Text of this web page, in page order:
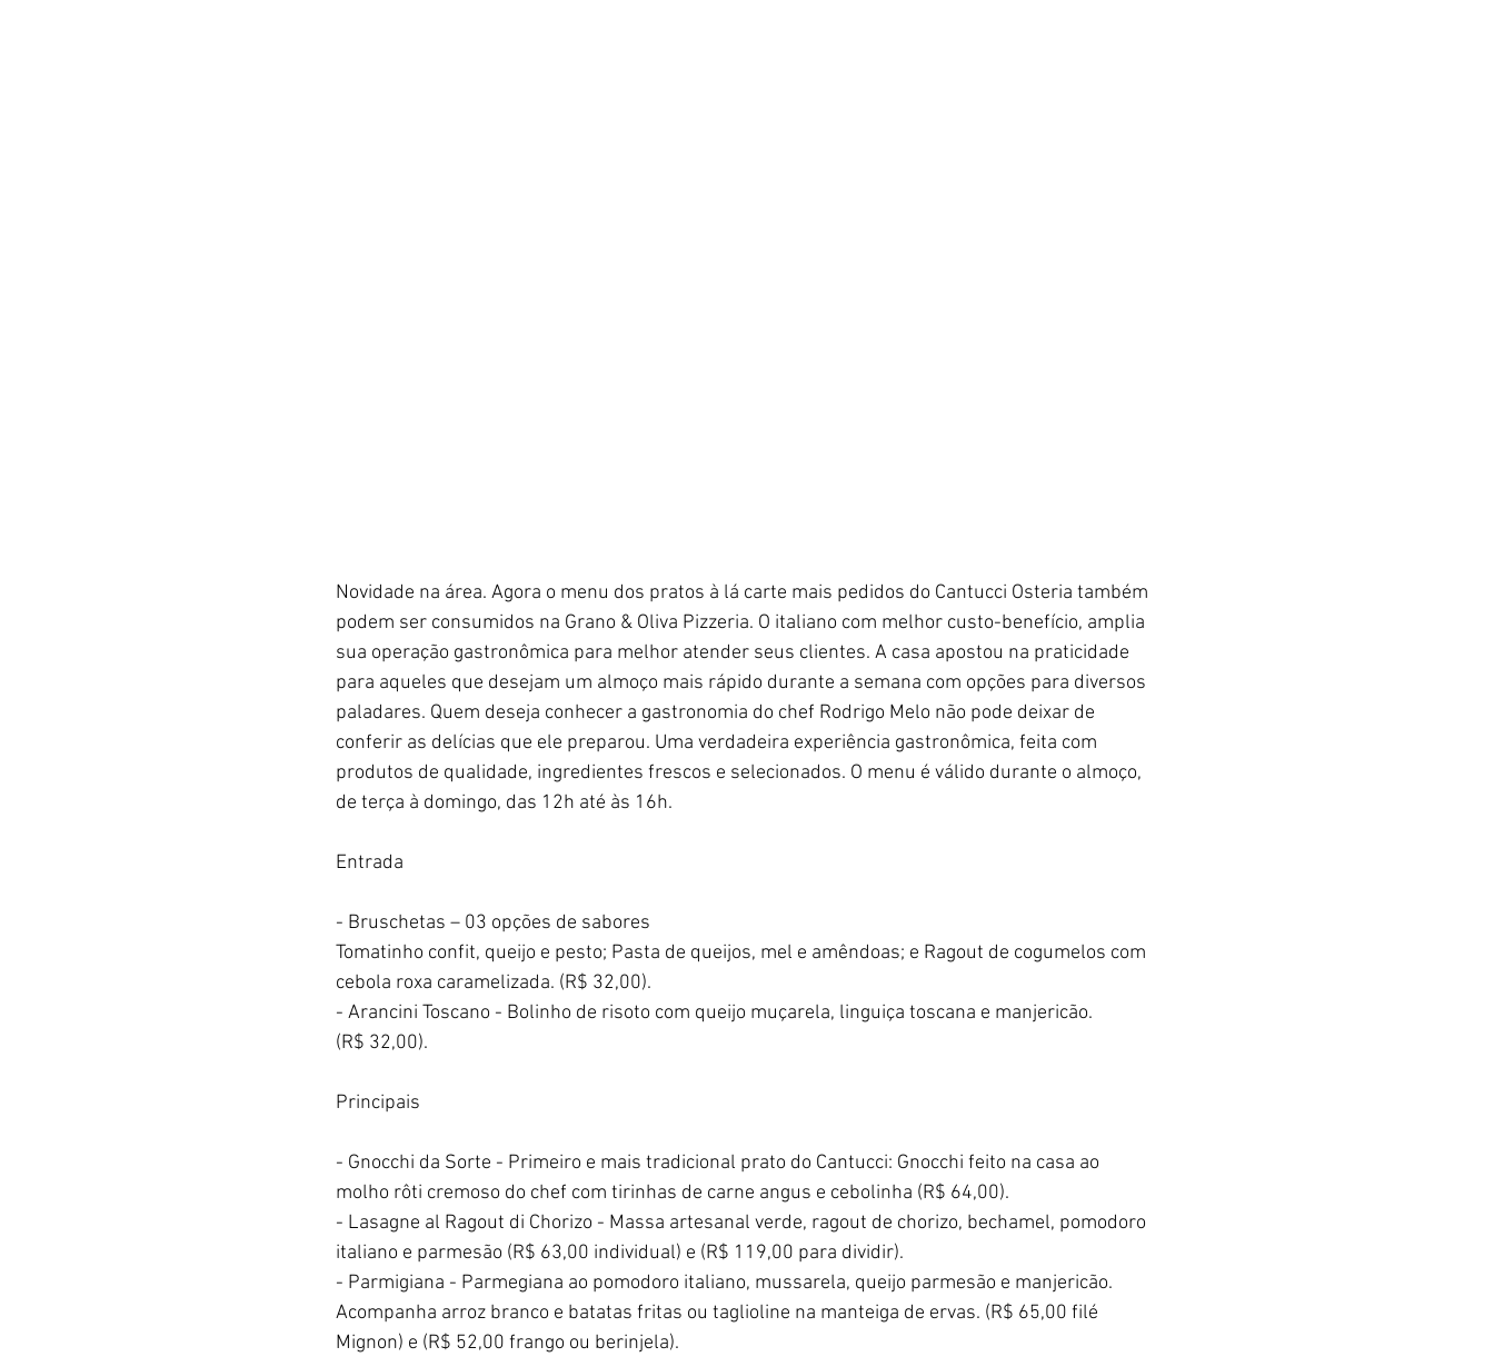
Novidade na área. Agora o menu dos pratos à lá carte mais pedidos do Cantucci Osteria também
podem ser consumidos na Grano & Oliva Pizzeria. O italiano com melhor custo-benefício, amplia
sua operação gastronômica para melhor atender seus clientes. A casa apostou na praticidade
para aqueles que desejam um almoço mais rápido durante a semana com opções para diversos
paladares. Quem deseja conhecer a gastronomia do chef Rodrigo Melo não pode deixar de
conferir as delícias que ele preparou. Uma verdadeira experiência gastronômica, feita com
produtos de qualidade, ingredientes frescos e selecionados. O menu é válido durante o almoço,
de terça à domingo, das 12h até às 16h.
Entrada
- Bruschetas – 03 opções de sabores
Tomatinho confit, queijo e pesto; Pasta de queijos, mel e amêndoas; e Ragout de cogumelos com
cebola roxa caramelizada. (R$ 32,00).
- Arancini Toscano - Bolinho de risoto com queijo muçarela, linguiça toscana e manjericão.
(R$ 32,00).
Principais
- Gnocchi da Sorte - Primeiro e mais tradicional prato do Cantucci: Gnocchi feito na casa ao
molho rôti cremoso do chef com tirinhas de carne angus e cebolinha (R$ 64,00).
- Lasagne al Ragout di Chorizo - Massa artesanal verde, ragout de chorizo, bechamel, pomodoro
italiano e parmesão (R$ 63,00 individual) e (R$ 119,00 para dividir).
- Parmigiana - Parmegiana ao pomodoro italiano, mussarela, queijo parmesão e manjericão.
Acompanha arroz branco e batatas fritas ou taglioline na manteiga de ervas. (R$ 65,00 filé
Mignon) e (R$ 52,00 frango ou berinjela).